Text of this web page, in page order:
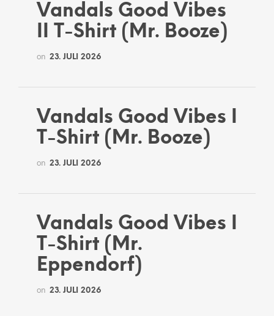
Vandals Good Vibes
II T-Shirt (Mr. Booze)
on 23. JULI 2026
Vandals Good Vibes I
T-Shirt (Mr. Booze)
on 23. JULI 2026
Vandals Good Vibes I
T-Shirt (Mr.
Eppendorf)
on 23. JULI 2026